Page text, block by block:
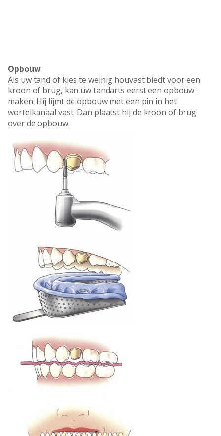
Opbouw
Als uw tand of kies te weinig houvast biedt voor een
kroon of brug, kan uw tandarts eerst een opbouw
maken. Hij lijmt de opbouw met een pin in het
wortelkanaal vast. Dan plaatst hij de kroon of brug
over de opbouw.